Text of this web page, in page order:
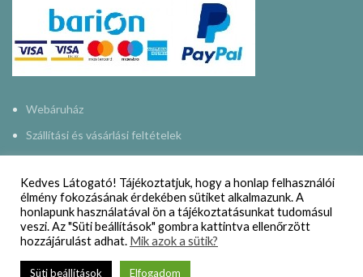
Webáruház
Szállítási és vásárlási feltételek
Impresszum
Kapcsolat
NAPMŰHELY
Kedves Látogató! Tájékoztatjuk, hogy a honlap felhasználói
élmény fokozásának érdekében sütiket alkalmazunk. A
honlapunk használatával ön a tájékoztatásunkat tudomásul
veszi. Az "Süti beállítások" gombra kattintva ellenőrzött
hozzájárulást adhat. Mik azok a sütik?
Süti beállítások Elfogadom